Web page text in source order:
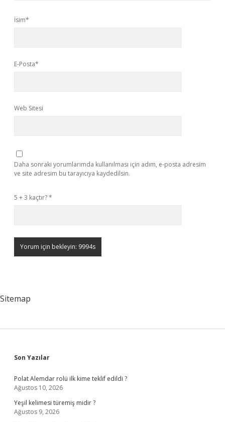
İsim*
E-Posta*
Web Sitesi
Daha sonraki yorumlarımda kullanılması için adım, e-posta adresim
ve site adresim bu tarayıcıya kaydedilsin.
5 + 3 kaçtır?*
Sitemap
Sidebar
Son Yazılar
Polat Alemdar rolü ilk kime teklif edildi ?
Ağustos 10, 2026
Yeşil kelimesi türemiş midir ?
Ağustos 9, 2026